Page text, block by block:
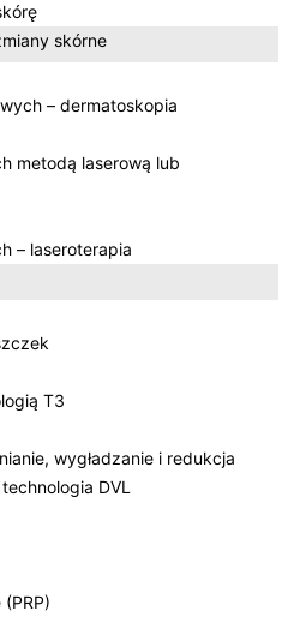
skórne
– dermatoskopia
metodą laserową lub
– laseroterapia
T3
wygładzanie i redukcja
DVL